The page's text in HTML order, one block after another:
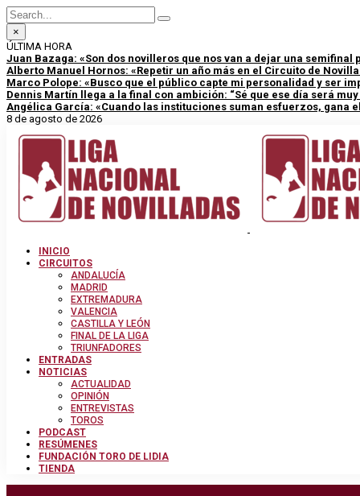
×
ÚLTIMA HORA
Juan Bazaga: «Son dos novilleros que nos van a dejar una semifinal
Alberto Manuel Hornos: «Repetir un año más en el Circuito de
Marco Polope: «Busco que el público capte mi personalidad y ser
Dennis Martín llega a la final con ambición: “Sé que ese día será
Angélica García: «Cuando las instituciones suman esfuerzos, gana
8 de agosto de 2026
INICIO
CIRCUITOS
ANDALUCÍA
MADRID
EXTREMADURA
VALENCIA
CASTILLA Y LEÓN
FINAL DE LA LIGA
TRIUNFADORES
ENTRADAS
NOTICIAS
ACTUALIDAD
OPINIÓN
ENTREVISTAS
TOROS
PODCAST
RESÚMENES
FUNDACIÓN TORO DE LIDIA
TIENDA